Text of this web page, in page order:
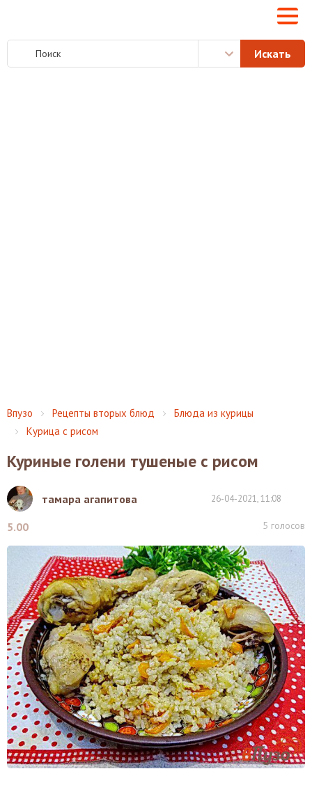
Впузо Рецепты вторых блюд
Блюда из курицы
Курица с рисом
Куриные голени тушеные с рисом
тамара агапитова 26-04-2021, 11:08
5.00 5 голосов